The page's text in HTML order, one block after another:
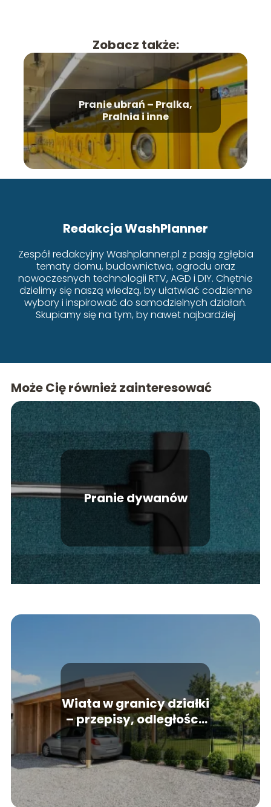
Zobacz także:
Pranie ubrań – Pralka,
Pralnia i inne
Redakcja WashPlanner
Zespół redakcyjny Washplanner.pl z pasją zgłębia
tematy domu, budownictwa, ogrodu oraz
nowoczesnych technologii RTV, AGD i DIY. Chętnie
dzielimy się naszą wiedzą, by ułatwiać codzienne
wybory i inspirować do samodzielnych działań.
Skupiamy się na tym, by nawet najbardziej
Może Cię również zainteresować
Pranie dywanów
Wiata w granicy działki
– przepisy, odległości,
zgłoszenie